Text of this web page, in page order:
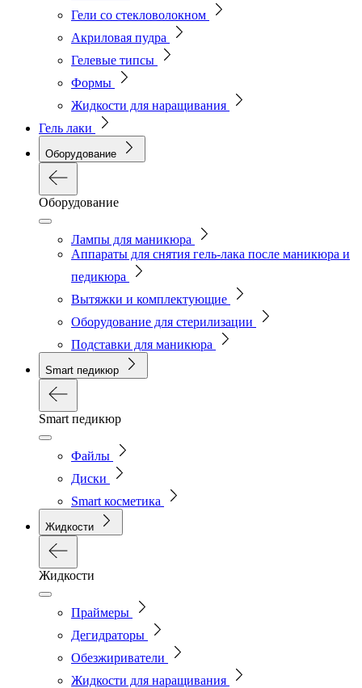
Гели со стекловолокном
Акриловая пудра
Гелевые типсы
Формы
Жидкости для наращивания
Гель лаки
Оборудование
Оборудование
Лампы для маникюра
Аппараты для снятия гель-лака после маникюра и
педикюра
Вытяжки и комплектующие
Оборудование для стерилизации
Подставки для маникюра
Smart педикюр
Smart педикюр
Файлы
Диски
Smart косметика
Жидкости
Жидкости
Праймеры
Дегидраторы
Обезжириватели
Жидкости для наращивания